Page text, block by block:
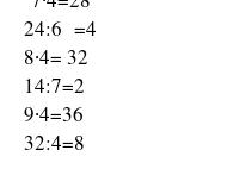
24:6 =4
8∙4= 32
14:7=2
9∙4=36
32:4=8